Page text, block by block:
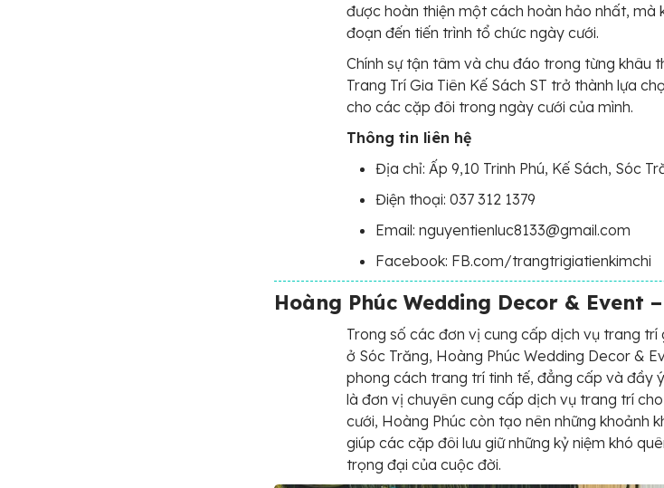
được hoàn thiện một cách hoàn hảo nhất, mà
đoạn đến tiến trình tổ chức ngày cưới.
Chính sự tận tâm và chu đáo trong từng khâu
Trang Trí Gia Tiên Kế Sách ST trở thành lựa
cho các cặp đôi trong ngày cưới của mình.
Thông tin liên hệ
Địa chỉ: Ấp 9,10 Trinh Phú, Kế Sách, Sóc
Điện thoại: 037 312 1379
Email: nguyentienluc8133@gmail.com
Facebook: FB.com/trangtrigiatienkimchi
Hoàng Phúc Wedding Decor & Event
Trong số các đơn vị cung cấp dịch vụ trang trí
ở Sóc Trăng, Hoàng Phúc Wedding Decor &
phong cách trang trí tinh tế, đẳng cấp và đầy
là đơn vị chuyên cung cấp dịch vụ trang trí
cưới, Hoàng Phúc còn tạo nên những khoảnh
giúp các cặp đôi lưu giữ những kỷ niệm khó
trọng đại của cuộc đời.